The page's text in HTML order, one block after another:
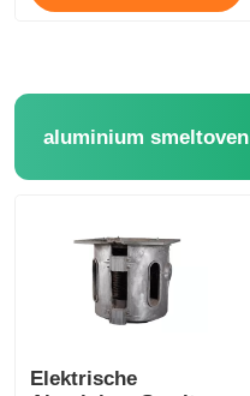
aluminium smeltoven
Elektrische